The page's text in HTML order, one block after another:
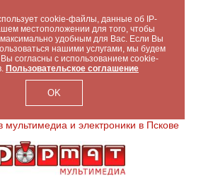
cookie-файлы, данные об IP-
местоположении для того, чтобы
максимально удобным для Вас. Если Вы
нашими услугами, мы будем
Вы согласны с использованием cookie-
Пользовательское соглашение
OK
мультимедиа и электроники в Пскове